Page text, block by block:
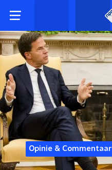
Opinie & Commentaar